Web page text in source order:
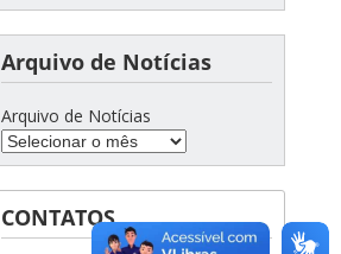
Arquivo de Notícias
Arquivo de Notícias
CONTATOS